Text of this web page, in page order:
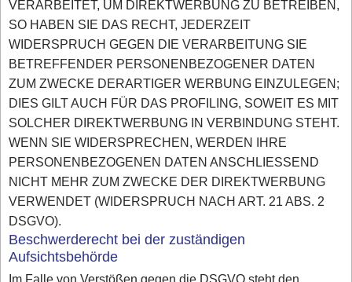
VERARBEITET, UM DIREKTWERBUNG ZU BETREIBEN,
SO HABEN SIE DAS RECHT, JEDERZEIT
WIDERSPRUCH GEGEN DIE VERARBEITUNG SIE
BETREFFENDER PERSONENBEZOGENER DATEN
ZUM ZWECKE DERARTIGER WERBUNG EINZULEGEN;
DIES GILT AUCH FÜR DAS PROFILING, SOWEIT ES MIT
SOLCHER DIREKTWERBUNG IN VERBINDUNG STEHT.
WENN SIE WIDERSPRECHEN, WERDEN IHRE
PERSONENBEZOGENEN DATEN ANSCHLIESSEND
NICHT MEHR ZUM ZWECKE DER DIREKTWERBUNG
VERWENDET (WIDERSPRUCH NACH ART. 21 ABS. 2
DSGVO).
Beschwerderecht bei der zuständigen
Aufsichtsbehörde